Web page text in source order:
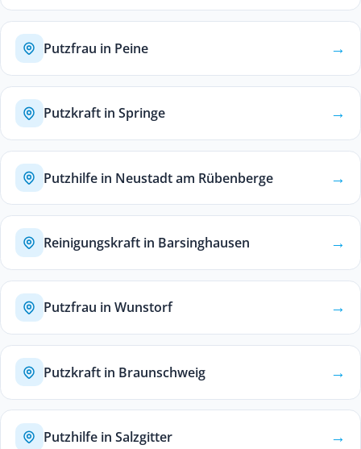
Putzfrau in Peine →
Putzkraft in Springe →
Putzhilfe in Neustadt am Rübenberge →
Reinigungskraft in Barsinghausen →
Putzfrau in Wunstorf →
Putzkraft in Braunschweig →
Putzhilfe in Salzgitter →